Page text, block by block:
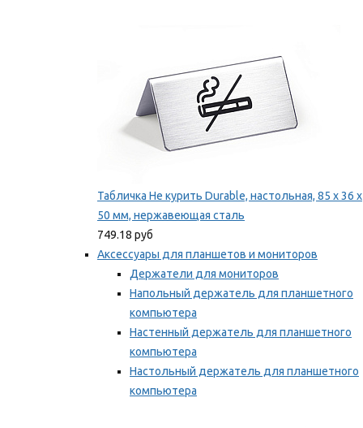
Табличка Не курить Durable, настольная, 85 x 36 x
50 мм, нержавеющая сталь
749.18 руб
Аксессуары для планшетов и мониторов
Держатели для мониторов
Напольный держатель для планшетного
компьютера
Настенный держатель для планшетного
компьютера
Настольный держатель для планшетного
компьютера